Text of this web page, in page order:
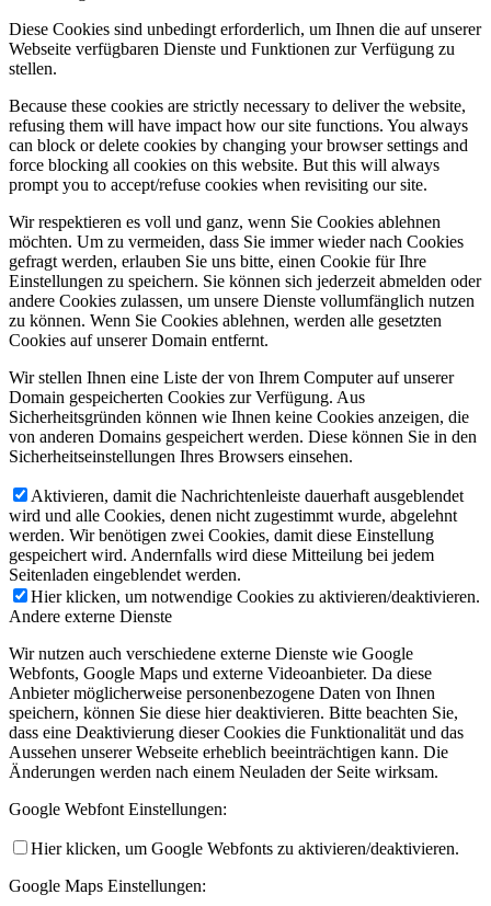
Diese Cookies sind unbedingt erforderlich, um Ihnen die auf unserer
Webseite verfügbaren Dienste und Funktionen zur Verfügung zu
stellen.
Because these cookies are strictly necessary to deliver the website,
refusing them will have impact how our site functions. You always
can block or delete cookies by changing your browser settings and
force blocking all cookies on this website. But this will always
prompt you to accept/refuse cookies when revisiting our site.
Wir respektieren es voll und ganz, wenn Sie Cookies ablehnen
möchten. Um zu vermeiden, dass Sie immer wieder nach Cookies
gefragt werden, erlauben Sie uns bitte, einen Cookie für Ihre
Einstellungen zu speichern. Sie können sich jederzeit abmelden oder
andere Cookies zulassen, um unsere Dienste vollumfänglich nutzen
zu können. Wenn Sie Cookies ablehnen, werden alle gesetzten
Cookies auf unserer Domain entfernt.
Wir stellen Ihnen eine Liste der von Ihrem Computer auf unserer
Domain gespeicherten Cookies zur Verfügung. Aus
Sicherheitsgründen können wie Ihnen keine Cookies anzeigen, die
von anderen Domains gespeichert werden. Diese können Sie in den
Sicherheitseinstellungen Ihres Browsers einsehen.
Aktivieren, damit die Nachrichtenleiste dauerhaft ausgeblendet
wird und alle Cookies, denen nicht zugestimmt wurde, abgelehnt
werden. Wir benötigen zwei Cookies, damit diese Einstellung
gespeichert wird. Andernfalls wird diese Mitteilung bei jedem
Seitenladen eingeblendet werden.
Hier klicken, um notwendige Cookies zu aktivieren/deaktivieren.
Andere externe Dienste
Wir nutzen auch verschiedene externe Dienste wie Google
Webfonts, Google Maps und externe Videoanbieter. Da diese
Anbieter möglicherweise personenbezogene Daten von Ihnen
speichern, können Sie diese hier deaktivieren. Bitte beachten Sie,
dass eine Deaktivierung dieser Cookies die Funktionalität und das
Aussehen unserer Webseite erheblich beeinträchtigen kann. Die
Änderungen werden nach einem Neuladen der Seite wirksam.
Google Webfont Einstellungen:
Hier klicken, um Google Webfonts zu aktivieren/deaktivieren.
Google Maps Einstellungen: